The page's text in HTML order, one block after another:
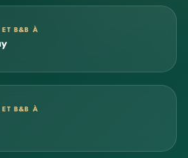
ET B&B À
ET B&B À